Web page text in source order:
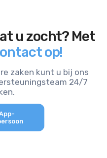
u zocht? Met
op!
zaken kunt u bij ons
24/7